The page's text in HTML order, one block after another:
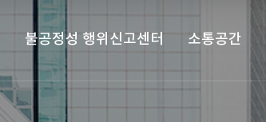
불공정성 행위신고센터 소통공간